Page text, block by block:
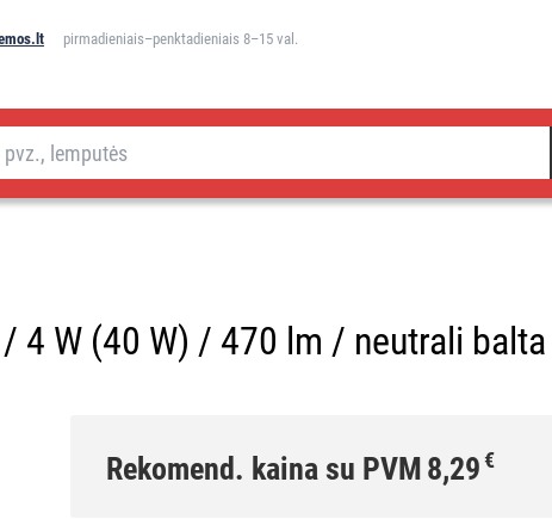
pirmadieniais–penktadieniais 8–15 val.
4 W (40 W) / 470 lm / neutrali balta
Rekomend. kaina su PVM 8,29€